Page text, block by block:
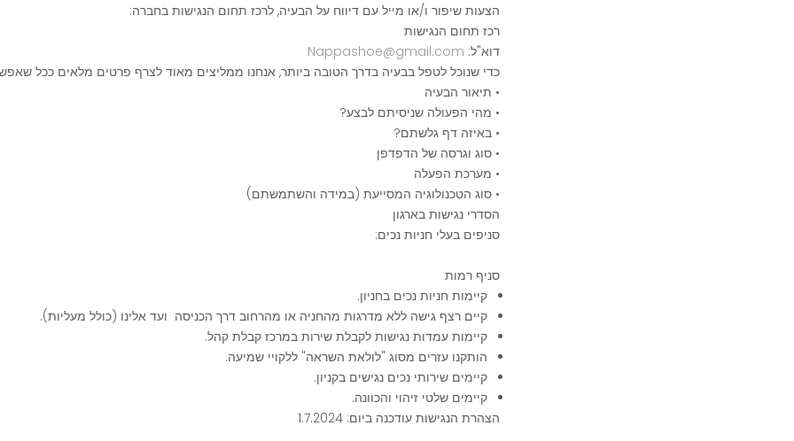
הצעות שיפור ו/או מייל עם דיווח על הבעיה, לרכז תחום הנגישות בחברה:
רכז תחום הנגישות
דוא"ל: Nappashoe@gmail.com
כדי שנוכל לטפל בבעיה בדרך הטובה ביותר, אנחנו ממליצים מאוד לצרף פרטים מלאים ככל
• תיאור הבעיה
• מהי הפעולה שניסיתם לבצע?
• באיזה דף גלשתם?
• סוג וגרסה של הדפדפן
• מערכת הפעלה
• סוג הטכנולוגיה המסייעת (במידה והשתמשתם)
הסדרי נגישות בארגון
סניפים בעלי חניות נכים:
סניף רמות
קיימות חניות נכים בחניון.
קיים רצף גישה ללא מדרגות מהחניה או מהרחוב דרך הכניסה ועד אלינו (כולל מעליות).
קיימות עמדות נגישות לקבלת שירות במרכז קבלת קהל.
הותקנו עזרים מסוג "לולאת השראה" ללקויי שמיעה.
קיימים שירותי נכים נגישים בקניון.
קיימים שלטי זיהוי והכוונה.
הצהרת הנגישות עודכנה ביום: 1.7.2024